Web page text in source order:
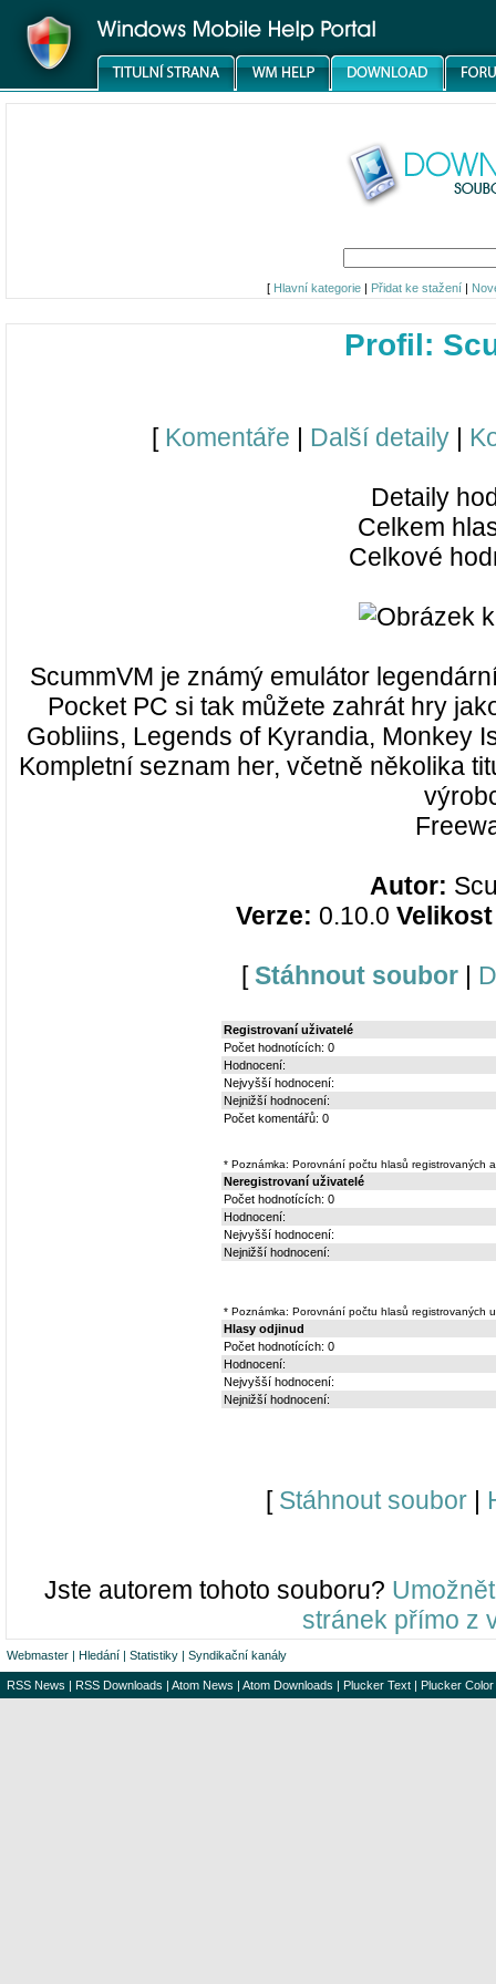
[ Hlavní kategorie| Přidat ke stažení|
Profil:
[ Komentáře | Další detaily |
Detaily
Celkem
Celkové
ScummVM je známý emulátor
Pocket PC si tak můžete zahrát hry
Gobliins, Legends of Kyrandia, Monkey
Kompletní seznam her, včetně několika
Autor:
Verze: 0.10.0
[Stáhnout soubor|
Registrovaní uživatelé
Počet hodnotících: 0
Hodnocení:
Nejvyšší hodnocení:
Nejnižší hodnocení:
Počet komentářů: 0
* Poznámka: Porovnání počtu hlasů registrovaných
Neregistrovaní uživatelé
Počet hodnotících: 0
Hodnocení:
Nejvyšší hodnocení:
Nejnižší hodnocení:
* Poznámka: Porovnání počtu hlasů registrovaných
Hlasy odjinud
Počet hodnotících: 0
Hodnocení:
Nejvyšší hodnocení:
Nejnižší hodnocení:
[ Stáhnout soubor|
Jste autorem tohoto souboru?
stránek přímo z
Webmaster | Hledání | Statistiky | Syndikační kanály
RSS News | RSS Downloads | Atom News | Atom Downloads | Plucker Text | Plucker Color